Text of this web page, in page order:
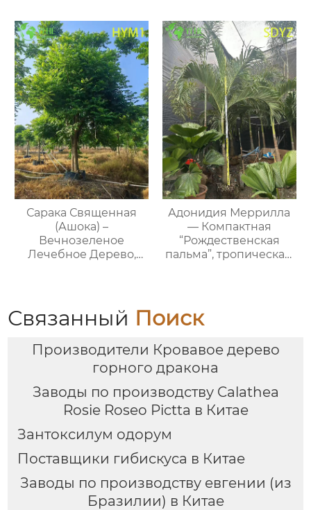
оптом
Сарака Священная
(Ашока) –
Вечнозеленое
Лечебное Дерево,
Адонидия Меррилла
— Компактная
“Рождественская
пальма”, тропическая,
Связанный Поиск
Производители Кровавое дерево
горного дракона
Заводы по производству Calathea
Rosie Roseo Pictta в Китае
Зантоксилум одорум
Поставщики гибискуса в Китае
Заводы по производству евгении (из
Бразилии) в Китае